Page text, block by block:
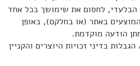
הבלעדי, לחסום את שימושך בכל אחד
באתר (או בחלקם), באופן
הודעה מוקדמת.
בדיני זכויות היוצרים והקניין